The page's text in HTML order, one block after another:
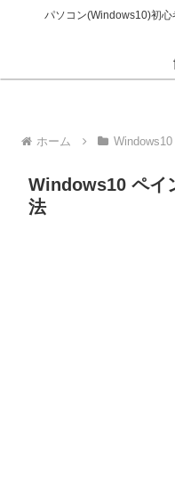
パソコン(Windows10)初心
ホーム Windows10
Windows10 ペイ
法